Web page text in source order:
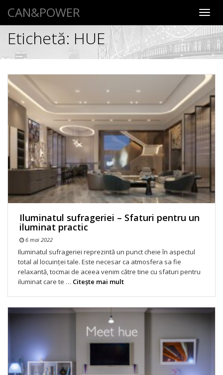
CAN&POWER
Etichetă: HUE
Iluminatul sufrageriei – Sfaturi pentru un
iluminat practic
6 mai 2022
Iluminatul sufrageriei reprezintă un punct cheie în aspectul
total al locuinței tale. Este necesar ca atmosfera sa fie
relaxantă, tocmai de aceea venim către tine cu sfaturi pentru
iluminat care te … Citeşte mai mult